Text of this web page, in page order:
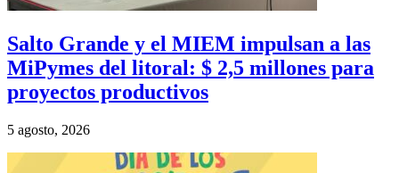
Salto Grande y el MIEM impulsan a las
MiPymes del litoral: $ 2,5 millones para
proyectos productivos
5 agosto, 2026